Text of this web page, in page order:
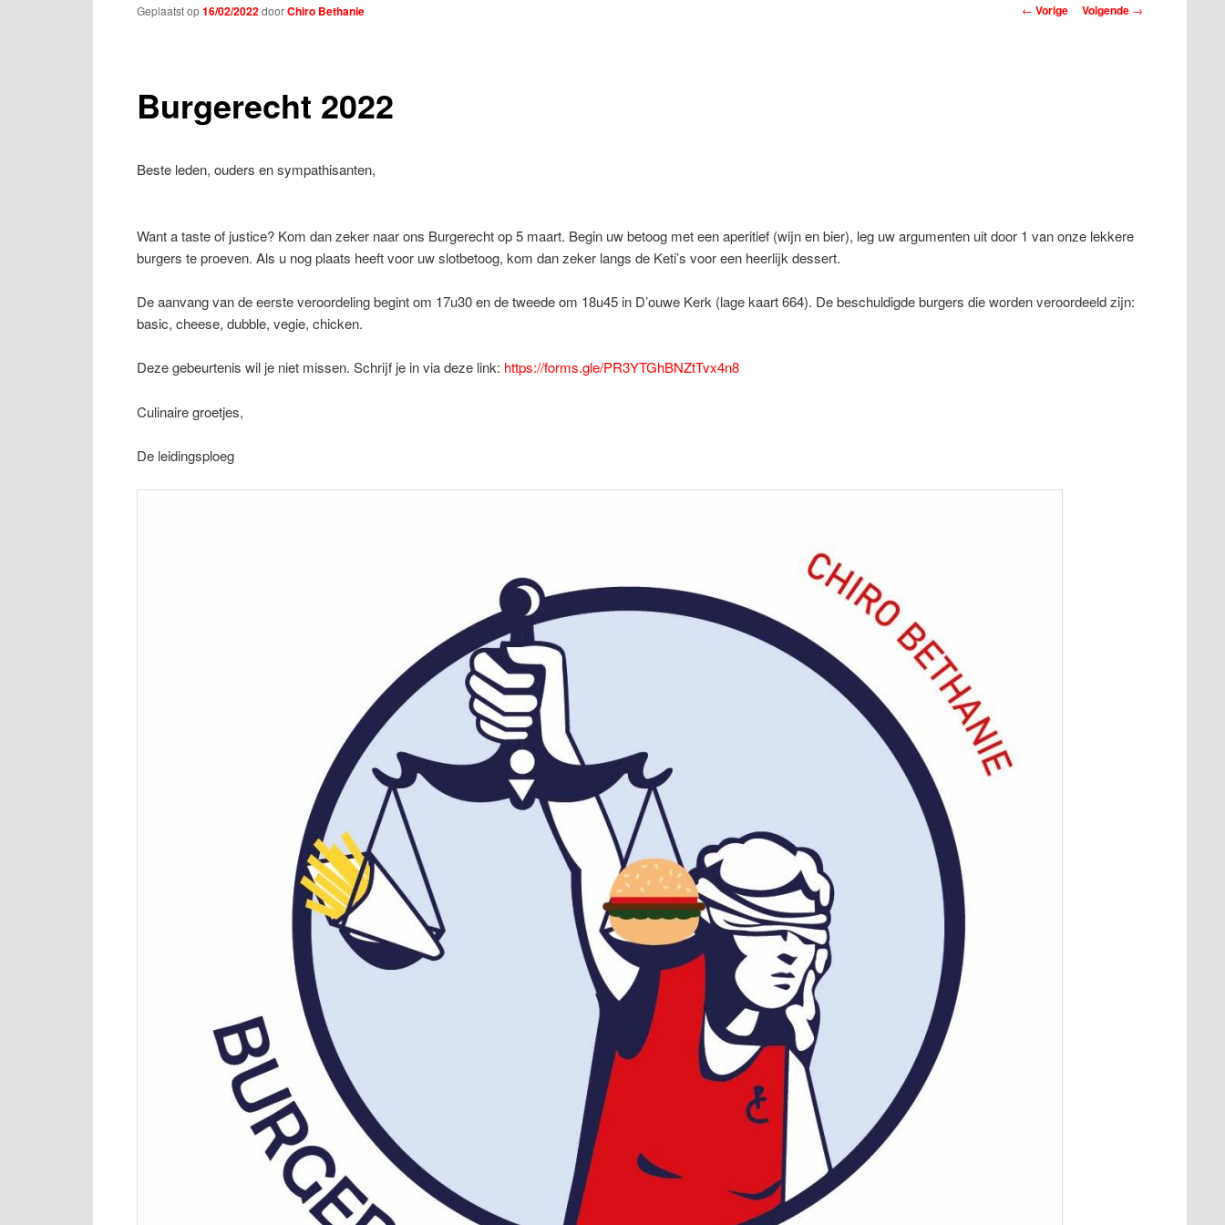
Berichtnavigatie
← Vorige Volgende →
Burgerecht 2022
Geplaatst op16/02/2022doorChiro Bethanie
Beste leden, ouders en sympathisanten,
Want a taste of justice? Kom dan zeker naar ons Burgerecht op 5 maart. Begin uw betoog met een aperitief (wijn en bier), leg uw argumenten uit door 1 van onze lekkere
burgers te proeven. Als u nog plaats heeft voor uw slotbetoog, kom dan zeker langs de Keti’s voor een heerlijk dessert.
De aanvang van de eerste veroordeling begint om 17u30 en de tweede om 18u45 in D’ouwe Kerk (lage kaart 664). De beschuldigde burgers die worden veroordeeld zijn:
basic, cheese, dubble, vegie, chicken.
Deze gebeurtenis wil je niet missen. Schrijf je in via deze link: https://forms.gle/PR3YTGhBNZtTvx4n8
Culinaire groetjes,
De leidingsploeg